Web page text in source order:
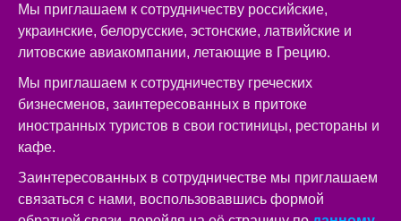
Мы приглашаем к сотрудничеству российские,
украинские, белорусские, эстонские, латвийские и
литовские авиакомпании, летающие в Грецию.
Мы приглашаем к сотрудничеству греческих
бизнесменов, заинтересованных в притоке
иностранных туристов в свои гостиницы, рестораны и
кафе.
Заинтересованных в сотрудничестве мы приглашаем
связаться с нами, воспользовавшись формой